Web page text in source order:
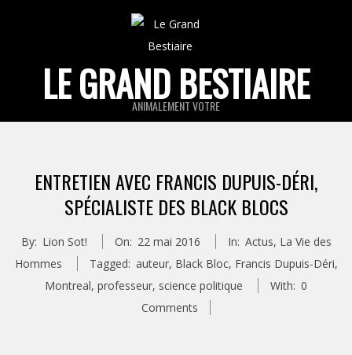
LE GRAND BESTIAIRE
ANIMALEMENT VOTRE
MenuENTRETIEN AVEC FRANCIS DUPUIS-DÉRI,
SPÉCIALISTE DES BLACK BLOCS
By: Lion Sot! On: 22 mai 2016 In: Actus, La Vie des
Hommes
Tagged: auteur, Black Bloc, Francis Dupuis-Déri,
Montreal, professeur, science politique With: 0
Comments